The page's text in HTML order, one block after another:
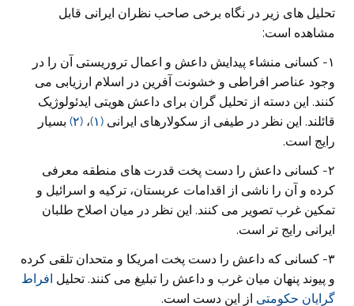
تحلیل های زیر در نگاه برخی صاحب نظران ایرانی قابل
مشاهده است:
۱- کسانی منشاء پیدایش داعش و اعمال تروریستی آن را در
وجود عناصر افراطی و خشونت آفرین در اسلام ارزیابی می
کنند. این دسته از تحلیل گران برای داعش هویتی ایدئولوژیک
قائلند. این نظر در طیفی از سکولارهای ایرانی (۱) ، (۲)
بسیار
رایج است.
۲- کسانی داعش را دست پخت قدرت های منطقه معرفی
کرده و آن را ناشی از اقدامات عربستان، ترکیه و اسرائیل و
تمکین غرب تصویر می کنند. این نظر در میان اصلاح طلبان
ایرانی رایج تر است.
۳- کسانی که داعش را دست پخت امریکا و متحدان تلقی کرده
و پیوند پنهان میان غرب و داعش را تبلیغ می کنند. تحلیل افراط
گرایان حکومتی از این دست است.